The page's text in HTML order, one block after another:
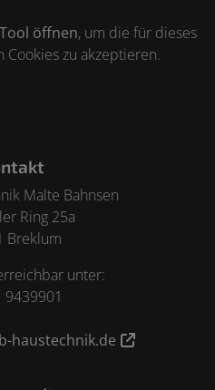
öffnen, um die für dieses
zu akzeptieren.
Öffnungszeiten
Malte Bahnsen
Ring 25a
Breklum
unter:
9439901
haustechnik.de